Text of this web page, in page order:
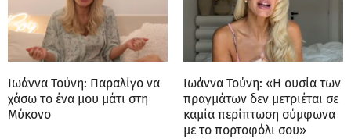
Ιωάννα Τούνη: Παραλίγο να
χάσω το ένα μου μάτι στη
Μύκονο
Ιωάννα Τούνη: «Η ουσία των
πραγμάτων δεν μετριέται σε
καμία περίπτωση σύμφωνα
με το πορτοφόλι σου»